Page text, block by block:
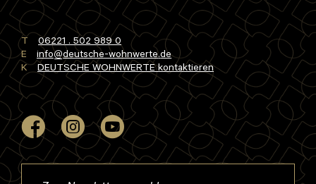
T
06221 . 502 989 0
E
info deutsche-wohnwertede
K
DEUTSCHE WOHNWERTE kontaktieren